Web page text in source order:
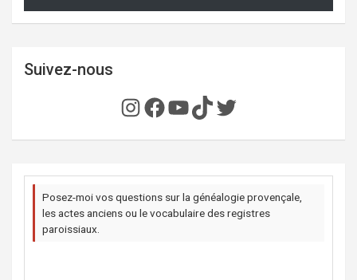
Suivez-nous
Instagram
Facebook
YouTube
TikTok
Twitter
Posez-moi vos questions sur la généalogie provençale,
les actes anciens ou le vocabulaire des registres
paroissiaux.